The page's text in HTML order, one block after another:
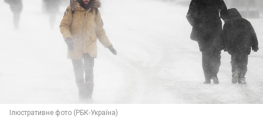
Ілюстративне фото (РБК-Україна)